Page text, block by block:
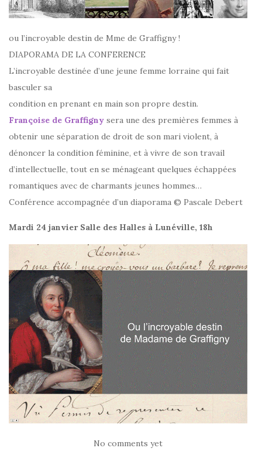
ou l’incroyable destin de Mme de Graffigny !
DIAPORAMA DE LA CONFERENCE
L’incroyable destinée d’une jeune femme lorraine qui fait
basculer sa
condition en prenant en main son propre destin.
Françoise de Graffigny sera une des premières femmes à
obtenir une séparation de droit de son mari violent, à
dénoncer la condition féminine, et à vivre de son travail
d’intellectuelle, tout en se ménageant quelques échappées
romantiques avec de charmants jeunes hommes…
Conférence accompagnée d’un diaporama © Pascale Debert
Mardi 24 janvier Salle des Halles à Lunéville, 18h
No comments yet